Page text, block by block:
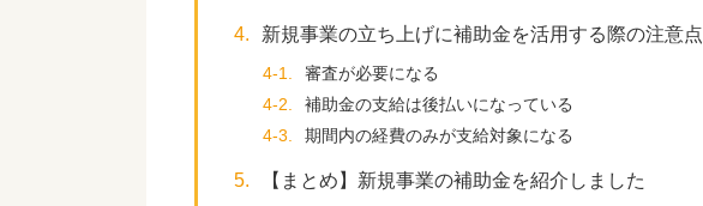
4. 新規事業の立ち上げに補助金を活用する際の注意点
4-1.
審査が必要になる
4-2.
補助金の支給は後払いになっている
4-3.
期間内の経費のみが支給対象になる
5. 【まとめ】新規事業の補助金を紹介しました